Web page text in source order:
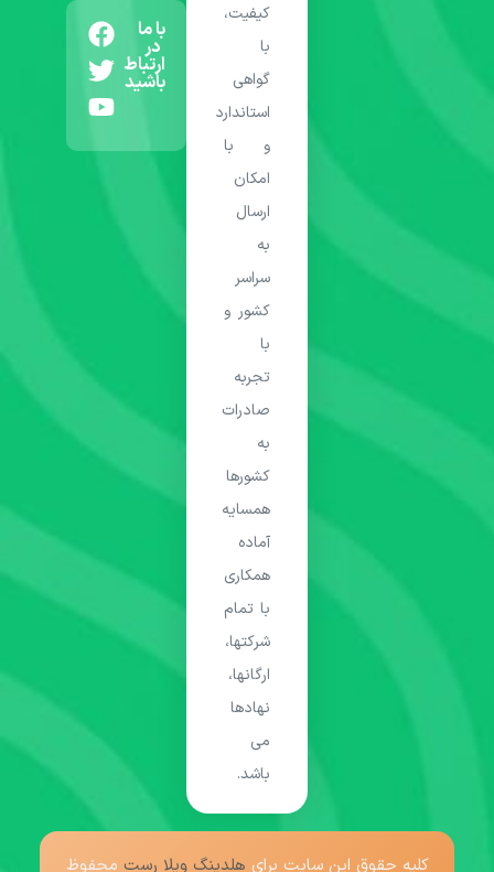
کیفیت،
با
گواهی
استاندارد
و با
امکان
ارسال
به
سراسر
کشور و
با
تجربه
صادرات
به
کشورها
همسایه
آماده
همکاری
با تمام
شرکتها،
ارگانها،
نهادها
می
باشد.
با ما
در
ارتباط
باشید
کلیه حقوق این سایت برای هلدینگ ویلا رست محفوظ